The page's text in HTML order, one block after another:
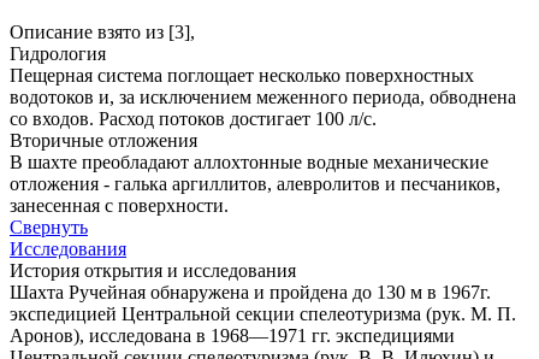
Описание взято из [3],
Гидрология
Пещерная система поглощает несколько поверхностных
водотоков и, за исключением меженного периода, обводнена
со входов. Расход потоков достигает 100 л/с.
Вторичные отложения
В шахте преобладают аллохтонные водные механические
отложения - галька аргиллитов, алевролитов и песчаников,
занесенная с поверхности.
Свернуть
Исследования
История открытия и исследования
Шахта Ручейная обнаружена и пройдена до 130 м в 1967г.
экспедицией Центральной секции спелеотуризма (рук. М. П.
Аронов), исследована в 1968—1971 гг. экспедициями